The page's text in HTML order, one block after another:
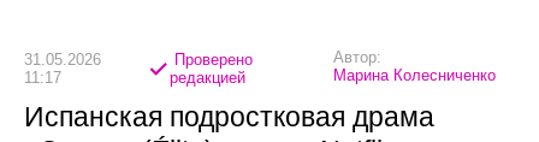
31.05.2026
11:17
Проверено
редакцией
Автор:
Марина Колесниченко
Испанская подростковая драма